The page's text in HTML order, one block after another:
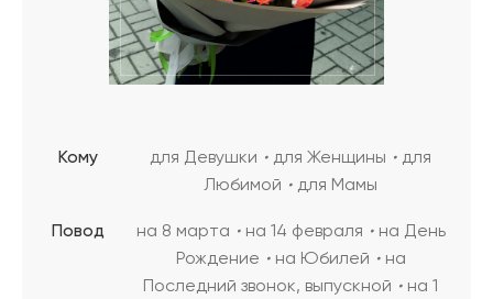
Кому для Девушки для Женщины
для
Любимой
для Мамы
Повод на 8 марта на 14 февраля
на День
Рождение
на Юбилей
на
Последний звонок, выпускной
на 1